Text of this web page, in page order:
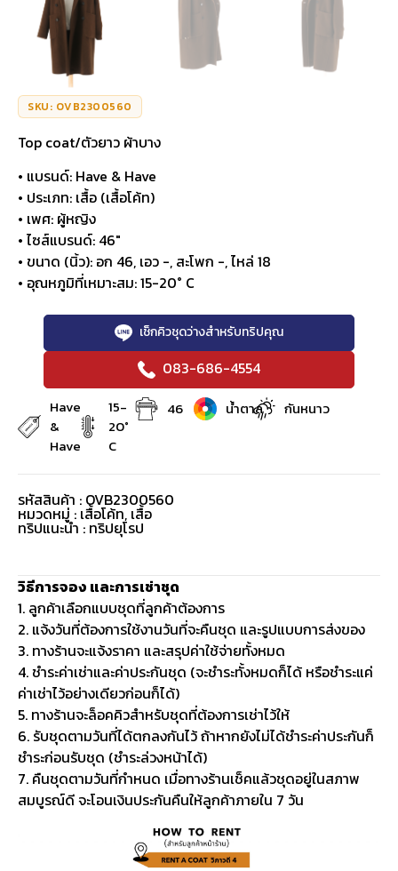
SKU: OVB2300560
Top coat/ตัวยาว ผ้าบาง
• แบรนด์: Have & Have
• ประเภท: เสื้อ (เสื้อโค้ท)
• เพศ: ผู้หญิง
• ไซส์แบรนด์: 46″
• ขนาด (นิ้ว): อก 46, เอว -, สะโพก -, ไหล่ 18
• อุณหภูมิที่เหมาะสม: 15-20° C
เช็กคิวชุดว่างสำหรับทริปคุณ
083-686-4554
Have
&
Have
15-
20°
C
46 น้ำตาล กันหนาว
รหัสสินค้า : OVB2300560
หมวดหมู่ : เสื้อโค้ท, เสื้อ
ทริปแนะนำ : ทริปยุโรป
วิธีการจอง และการเช่าชุด
1. ลูกค้าเลือกแบบชุดที่ลูกค้าต้องการ
2. แจ้งวันที่ต้องการใช้งานวันที่จะคืนชุด และรูปแบบการส่งของ
3. ทางร้านจะแจ้งราคา และสรุปค่าใช้จ่ายทั้งหมด
4. ชำระค่าเช่าและค่าประกันชุด (จะชำระทั้งหมดก็ได้ หรือชำระแค่
ค่าเช่าไว้อย่างเดียวก่อนก็ได้)
5. ทางร้านจะล็อคคิวสำหรับชุดที่ต้องการเช่าไว้ให้
6. รับชุดตามวันที่ได้ตกลงกันไว้ ถ้าหากยังไม่ได้ชำระค่าประกันก็
ชำระก่อนรับชุด (ชำระล่วงหน้าได้)
7. คืนชุดตามวันที่กำหนด เมื่อทางร้านเช็คแล้วชุดอยู่ในสภาพ
สมบูรณ์ดี จะโอนเงินประกันคืนให้ลูกค้าภายใน 7 วัน